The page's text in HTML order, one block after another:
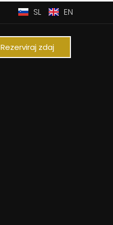
SL EN
Rezerviraj zdaj